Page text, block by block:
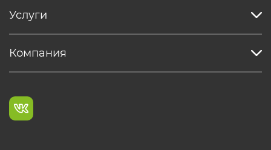
Услуги
Компания